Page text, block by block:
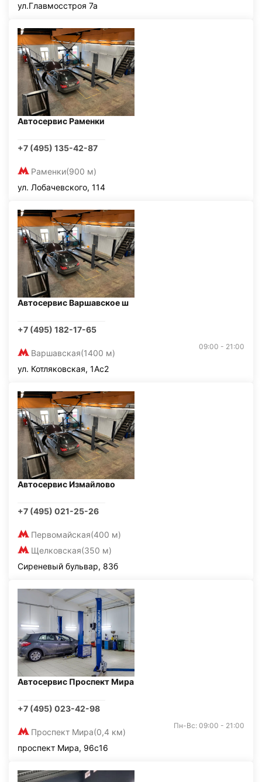
ул.Главмосстроя 7а
Автосервис Раменки
+7 (495) 135-42-87
Раменки(900 м)
ул. Лобачевского, 114
Автосервис Варшавское ш
+7 (495) 182-17-65
Варшавская(1400 м)
09:00 - 21:00
ул. Котляковская, 1Ас2
Автосервис Измайлово
+7 (495) 021-25-26
Первомайская(400 м)
Щелковская(350 м)
Сиреневый бульвар, 83б
Автосервис Проспект Мира
+7 (495) 023-42-98
Проспект Мира(0,4 км)
Пн-Вс: 09:00 - 21:00
проспект Мира, 96с16